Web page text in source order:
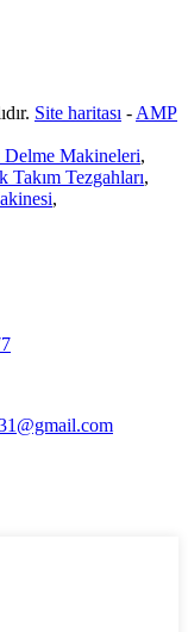
Site haritası - AMP
Makineleri,
Tezgahları,
,